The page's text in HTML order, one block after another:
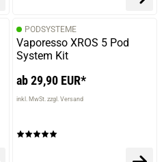
PODSYSTEME
Vaporesso XROS 5 Pod
System Kit
ab 29,90 EUR*
inkl. MwSt. zzgl. Versand